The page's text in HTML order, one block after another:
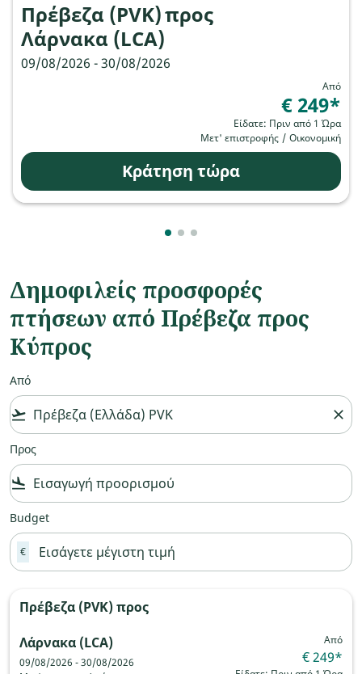
Πρέβεζα (PVK)προς
Λάρνακα (LCA)
09/08/2026 - 30/08/2026
Από
€ 249*
Είδατε: Πριν από 1 Ώρα
Μετ' επιστροφής / Οικονομική
Κράτηση τώρα
Δημοφιλείς προσφορές
πτήσεων από Πρέβεζα προς
Κύπρος
Από
flight_takeoff close
Προς
flight_land
Budget
€
Πρέβεζα (PVK)προς
Λάρνακα (LCA)
09/08/2026 - 30/08/2026
Από
€ 249*